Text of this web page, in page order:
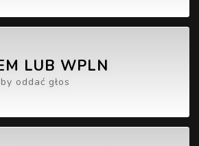
LUB WPLN
oddać głos